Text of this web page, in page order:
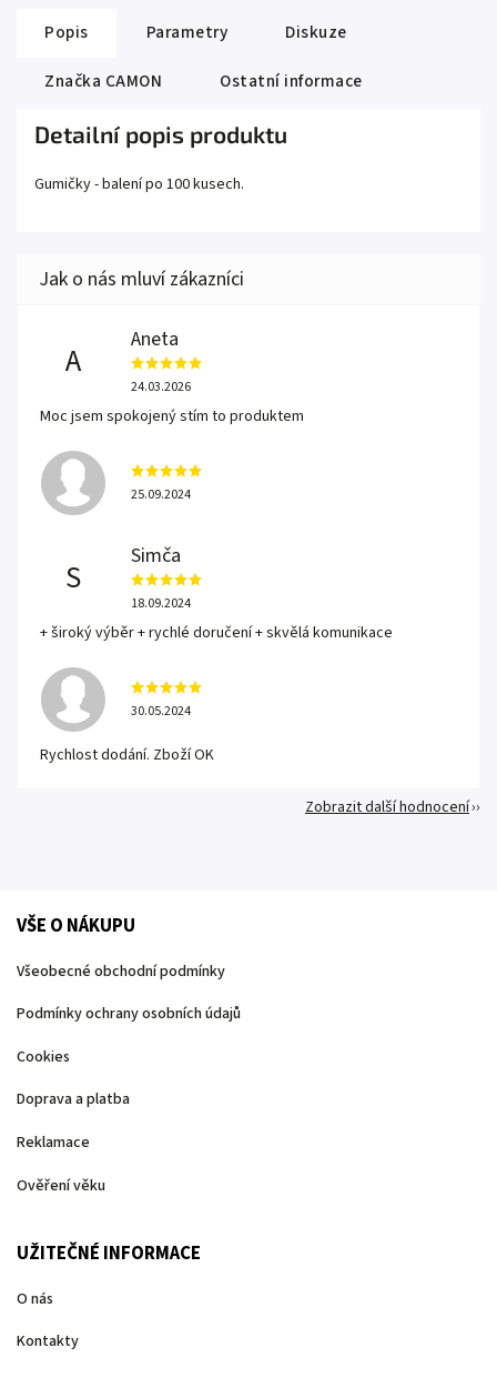
Popis Parametry
Diskuze
Značka CAMON Ostatní informace
Detailní popis produktu
Gumičky - balení po 100 kusech.
A
Aneta
24.03.2026
Moc jsem spokojený stím to produktem
25.09.2024
S
Simča
18.09.2024
+ široký výběr + rychlé doručení + skvělá komunikace
30.05.2024
Rychlost dodání. Zboží OK
Zobrazit další hodnocení
VŠE O NÁKUPU
Všeobecné obchodní podmínky
Podmínky ochrany osobních údajů
Cookies
Doprava a platba
Reklamace
Ověření věku
UŽITEČNÉ INFORMACE
O nás
Kontakty